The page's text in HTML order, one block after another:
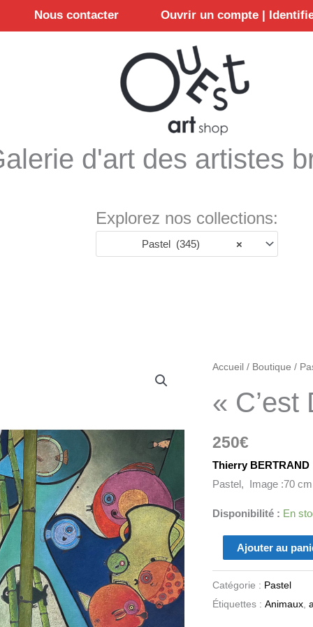
Nous contacter Ouvrir un compte |
d'art des artistes
Explorez nos collections:
×
Pastel (345)
Accueil / Boutique /
« C’est
250€
Thierry BERTRAND
Pastel, Image :70
Disponibilité : En
quantité
"C’est
Ajouter au
Catégorie : Pastel
Étiquettes : Animaux